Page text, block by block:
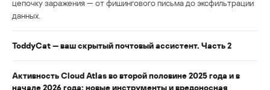
цепочку заражения — от фишингового письма до эксфильтрации
данных.
ToddyCat — ваш скрытый почтовый ассистент. Часть 2
Активность Cloud Atlas во второй половине 2025 года и в
начале 2026 года: новые инструменты и вредоносная